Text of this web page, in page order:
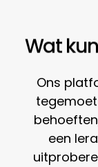
Wat
Ons
een